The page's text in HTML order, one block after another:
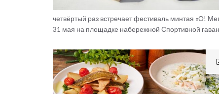
четвёртый раз встречает фестиваль минтая «О!
31 мая на площадке набережной Спортивной